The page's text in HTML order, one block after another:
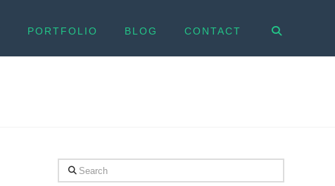
PORTFOLIO BLOG CONTACT
Search